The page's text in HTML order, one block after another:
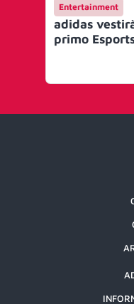
Entertainment
adidas
primo